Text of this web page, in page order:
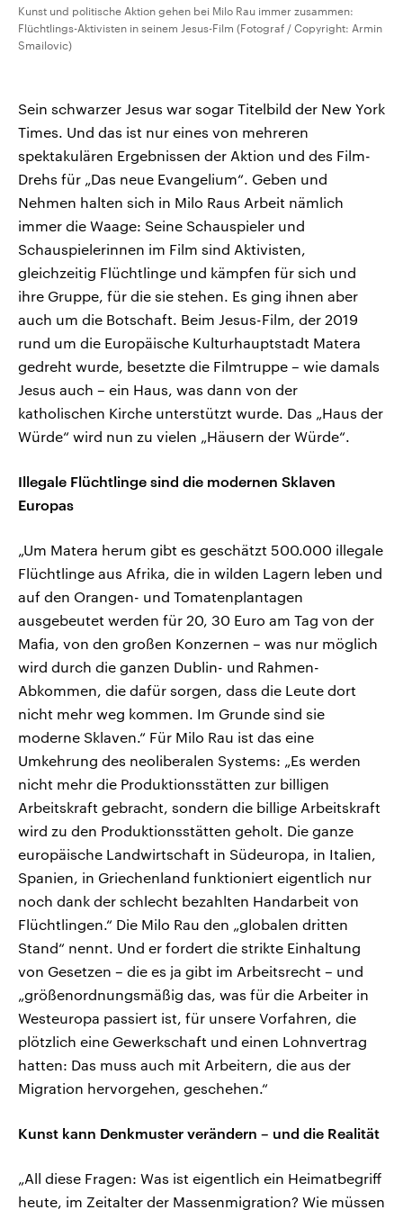
Kunst und politische Aktion gehen bei Milo Rau immer zusammen:
Flüchtlings-Aktivisten in seinem Jesus-Film (Fotograf / Copyright: Armin
Smailovic)
Sein schwarzer Jesus war sogar Titelbild der New York
Times. Und das ist nur eines von mehreren
spektakulären Ergebnissen der Aktion und des Film-
Drehs für „Das neue Evangelium“. Geben und
Nehmen halten sich in Milo Raus Arbeit nämlich
immer die Waage: Seine Schauspieler und
Schauspielerinnen im Film sind Aktivisten,
gleichzeitig Flüchtlinge und kämpfen für sich und
ihre Gruppe, für die sie stehen. Es ging ihnen aber
auch um die Botschaft. Beim Jesus-Film, der 2019
rund um die Europäische Kulturhauptstadt Matera
gedreht wurde, besetzte die Filmtruppe – wie damals
Jesus auch – ein Haus, was dann von der
katholischen Kirche unterstützt wurde. Das „Haus der
Würde“ wird nun zu vielen „Häusern der Würde“.
Illegale Flüchtlinge sind die modernen Sklaven
Europas
„Um Matera herum gibt es geschätzt 500.000 illegale
Flüchtlinge aus Afrika, die in wilden Lagern leben und
auf den Orangen- und Tomatenplantagen
ausgebeutet werden für 20, 30 Euro am Tag von der
Mafia, von den großen Konzernen – was nur möglich
wird durch die ganzen Dublin- und Rahmen-
Abkommen, die dafür sorgen, dass die Leute dort
nicht mehr weg kommen. Im Grunde sind sie
moderne Sklaven.“ Für Milo Rau ist das eine
Umkehrung des neoliberalen Systems: „Es werden
nicht mehr die Produktionsstätten zur billigen
Arbeitskraft gebracht, sondern die billige Arbeitskraft
wird zu den Produktionsstätten geholt. Die ganze
europäische Landwirtschaft in Südeuropa, in Italien,
Spanien, in Griechenland funktioniert eigentlich nur
noch dank der schlecht bezahlten Handarbeit von
Flüchtlingen.“ Die Milo Rau den „globalen dritten
Stand“ nennt. Und er fordert die strikte Einhaltung
von Gesetzen – die es ja gibt im Arbeitsrecht – und
„größenordnungsmäßig das, was für die Arbeiter in
Westeuropa passiert ist, für unsere Vorfahren, die
plötzlich eine Gewerkschaft und einen Lohnvertrag
hatten: Das muss auch mit Arbeitern, die aus der
Migration hervorgehen, geschehen.“
Kunst kann Denkmuster verändern – und die Realität
„All diese Fragen: Was ist eigentlich ein Heimatbegriff
heute, im Zeitalter der Massenmigration? Wie müssen